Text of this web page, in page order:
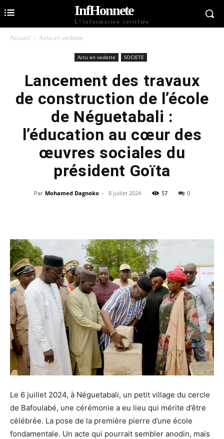
InfHonnete
L\'information certifiée
Accueil Actu en vedette
Actu en vedette SOCIETE
Lancement des travaux
de construction de l’école
de Néguetabali :
l’éducation au cœur des
œuvres sociales du
président Goïta
Par Mohamed Dagnoko - 8 juillet 2024 57 0
Le 6 juillet 2024, à Néguetabali, un petit village du cercle
de Bafoulabé, une cérémonie a eu lieu qui mérite d’être
célébrée. La pose de la première pierre d’une école
fondamentale. Un acte qui pourrait sembler anodin, mais